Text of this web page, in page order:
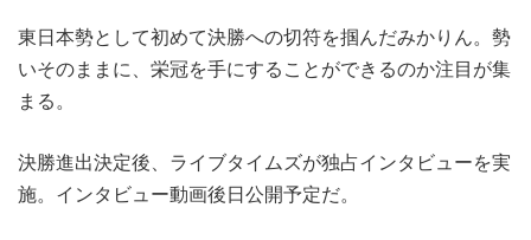
東日本勢として初めて決勝への切符を掴んだみかりん。勢
いそのままに、栄冠を手にすることができるのか注目が集
まる。
決勝進出決定後、ライブタイムズが独占インタビューを実
施。インタビュー動画後日公開予定だ。